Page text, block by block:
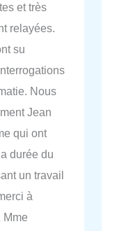
et très
relayées.
su
Nous
Jean
qui ont
durée du
un travail
à
Mme